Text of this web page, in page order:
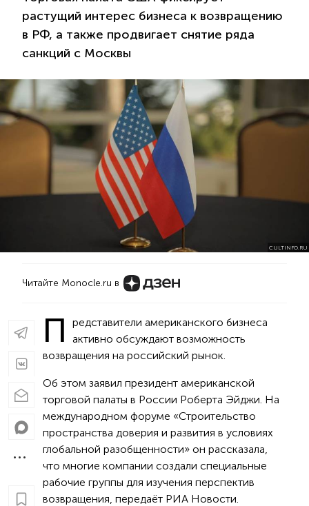
растущий интерес бизнеса к возвращению
в РФ, а также продвигает снятие ряда
санкций с Москвы
CULTINFO.RU
Читайте Monocle.ru в
П
редставители американского бизнеса
активно обсуждают возможность
возвращения на российский рынок.
Об этом заявил президент американской
торговой палаты в России Роберта Эйджи. На
международном форуме «Строительство
пространства доверия и развития в условиях
глобальной разобщенности» он рассказала,
что многие компании создали специальные
рабочие группы для изучения перспектив
возвращения, передаёт РИА Новости.